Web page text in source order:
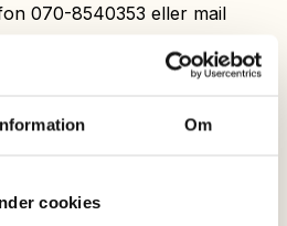
Om
cookies
070-8540353 eller mail